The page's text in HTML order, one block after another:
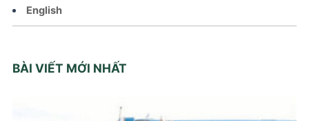
English
BÀI VIẾT MỚI NHẤT